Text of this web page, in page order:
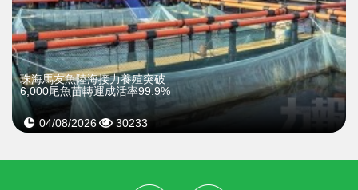
珠海馬友魚陸海接力養殖突破
6,000尾魚苗轉運成活率99.9%
04/08/2026 30233